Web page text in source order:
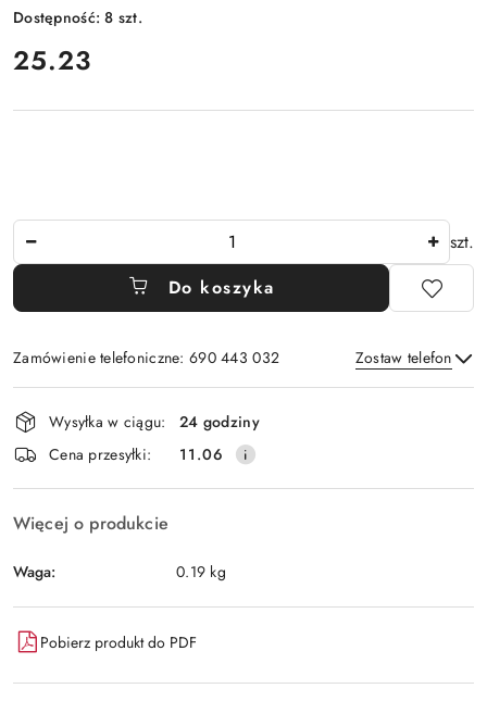
Dostępność:8 szt.
cena:
25.23
szt.
Do koszyka
Zamówienie telefoniczne: 690 443 032 Zostaw telefon
Wyślij
Dostępność
i
dostawa
Wysyłka w ciągu:
24 godziny
Cena przesyłki:
11.06
Więcej o produkcie
Waga: 0.19 kg
Pobierz produkt do PDF